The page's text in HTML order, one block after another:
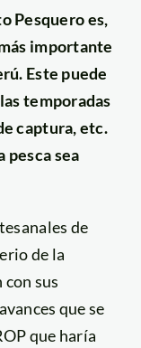
Pesquero es,
importante
Este puede
temporadas
captura, etc.
pesca sea
de
de la
sus
que se
que haría